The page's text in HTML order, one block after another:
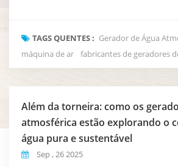
Gerador de Água Atmosférica (AWG) —
extrai água potável diretamente da
TAGS QUENTES : Gerador de Água
máquina de ar
fabricantes de geradores
Além da torneira: como os
atmosférica estão explorando o
água pura e sustentável
Sep , 26 2025